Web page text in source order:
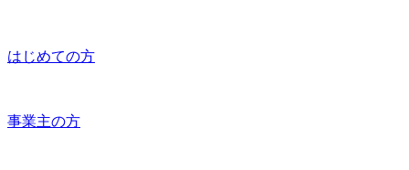
はじめての方
事業主の方